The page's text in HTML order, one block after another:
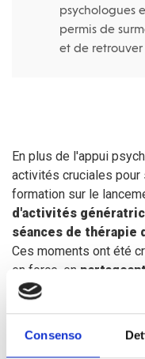
Consenso
psychologues
permis de
et de
En plus de l'appui
activités cruciales pour
formation sur le
d'activités
séances de thérapie
Ces moments ont été
en force, en
femmes qui avaient